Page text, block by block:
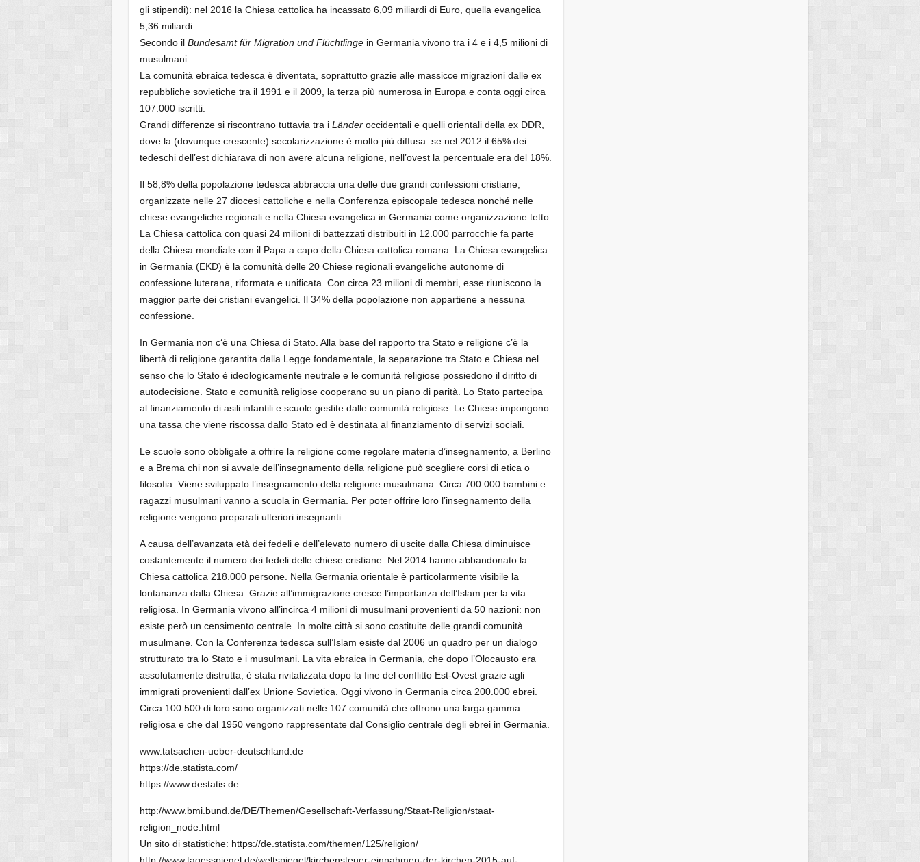
gli stipendi): nel 2016 la Chiesa cattolica ha incassato 6,09 miliardi di Euro, quella evangelica
5,36 miliardi.
Secondo ilBundesamt für Migration und Flüchtlinge in Germania vivono tra i 4 e i 4,5 milioni di
musulmani.
La comunità ebraica tedesca è diventata, soprattutto grazie alle massicce migrazioni dalle ex
repubbliche sovietiche tra il 1991 e il 2009, la terza più numerosa in Europa e conta oggi circa
107.000 iscritti.
Grandi differenze si riscontrano tuttavia tra iLänder occidentali e quelli orientali della ex DDR,
dove la (dovunque crescente) secolarizzazione è molto più diffusa: se nel 2012 il 65% dei
tedeschi dell’est dichiarava di non avere alcuna religione, nell’ovest la percentuale era del 18%.
Il 58,8% della popolazione tedesca abbraccia una delle due grandi confessioni cristiane,
organizzate nelle 27 diocesi cattoliche e nella Conferenza episcopale tedesca nonché nelle
chiese evangeliche regionali e nella Chiesa evangelica in Germania come organizzazione tetto.
La Chiesa cattolica con quasi 24 milioni di battezzati distribuiti in 12.000 parrocchie fa parte
della Chiesa mondiale con il Papa a capo della Chiesa cattolica romana. La Chiesa evangelica
in Germania (EKD) è la comunità delle 20 Chiese regionali evangeliche autonome di
confessione luterana, riformata e unificata. Con circa 23 milioni di membri, esse riuniscono la
maggior parte dei cristiani evangelici. Il 34% della popolazione non appartiene a nessuna
confessione.
In Germania non c‘è una Chiesa di Stato. Alla base del rapporto tra Stato e religione c’è la
libertà di religione garantita dalla Legge fondamentale, la separazione tra Stato e Chiesa nel
senso che lo Stato è ideologicamente neutrale e le comunità religiose possiedono il diritto di
autodecisione. Stato e comunità religiose cooperano su un piano di parità. Lo Stato partecipa
al finanziamento di asili infantili e scuole gestite dalle comunità religiose. Le Chiese impongono
una tassa che viene riscossa dallo Stato ed è destinata al finanziamento di servizi sociali.
Le scuole sono obbligate a offrire la religione come regolare materia d’insegnamento, a Berlino
e a Brema chi non si avvale dell’insegnamento della religione può scegliere corsi di etica o
filosofia. Viene sviluppato l’insegnamento della religione musulmana. Circa 700.000 bambini e
ragazzi musulmani vanno a scuola in Germania. Per poter offrire loro l’insegnamento della
religione vengono preparati ulteriori insegnanti.
A causa dell’avanzata età dei fedeli e dell’elevato numero di uscite dalla Chiesa diminuisce
costantemente il numero dei fedeli delle chiese cristiane. Nel 2014 hanno abbandonato la
Chiesa cattolica 218.000 persone. Nella Germania orientale è particolarmente visibile la
lontananza dalla Chiesa. Grazie all’immigrazione cresce l’importanza dell’Islam per la vita
religiosa. In Germania vivono all’incirca 4 milioni di musulmani provenienti da 50 nazioni: non
esiste però un censimento centrale. In molte città si sono costituite delle grandi comunità
musulmane. Con la Conferenza tedesca sull’Islam esiste dal 2006 un quadro per un dialogo
strutturato tra lo Stato e i musulmani. La vita ebraica in Germania, che dopo l’Olocausto era
assolutamente distrutta, è stata rivitalizzata dopo la fine del conflitto Est-Ovest grazie agli
immigrati provenienti dall’ex Unione Sovietica. Oggi vivono in Germania circa 200.000 ebrei.
Circa 100.500 di loro sono organizzati nelle 107 comunità che offrono una larga gamma
religiosa e che dal 1950 vengono rappresentate dal Consiglio centrale degli ebrei in Germania.
www.tatsachen-ueber-deutschland.de
https://de.statista.com/
https://www.destatis.de
http://www.bmi.bund.de/DE/Themen/Gesellschaft-Verfassung/Staat-Religion/staat-
religion_node.html
Un sito di statistiche: https://de.statista.com/themen/125/religion/
http://www.tagesspiegel.de/weltspiegel/kirchensteuer-einnahmen-der-kirchen-2015-auf-